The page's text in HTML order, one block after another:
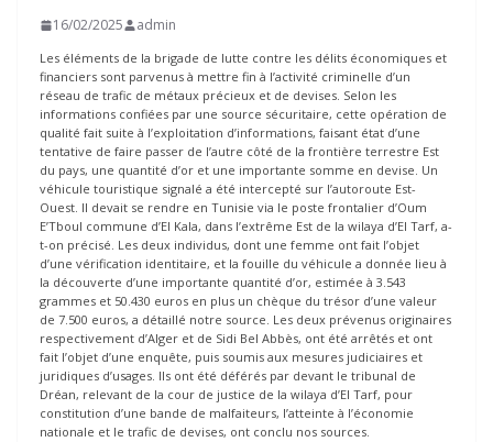
16/02/2025 admin
Les éléments de la brigade de lutte contre les délits économiques et
financiers sont parvenus à mettre fin à l’activité criminelle d’un
réseau de trafic de métaux précieux et de devises. Selon les
informations confiées par une source sécuritaire, cette opération de
qualité fait suite à l’exploitation d’informations, faisant état d’une
tentative de faire passer de l’autre côté de la frontière terrestre Est
du pays, une quantité d’or et une importante somme en devise. Un
véhicule touristique signalé a été intercepté sur l’autoroute Est-
Ouest. Il devait se rendre en Tunisie via le poste frontalier d’Oum
E’Tboul commune d’El Kala, dans l’extrême Est de la wilaya d’El Tarf, a-
t-on précisé. Les deux individus, dont une femme ont fait l’objet
d’une vérification identitaire, et la fouille du véhicule a donnée lieu à
la découverte d’une importante quantité d’or, estimée à 3.543
grammes et 50.430 euros en plus un chèque du trésor d’une valeur
de 7.500 euros, a détaillé notre source. Les deux prévenus originaires
respectivement d’Alger et de Sidi Bel Abbès, ont été arrêtés et ont
fait l’objet d’une enquête, puis soumis aux mesures judiciaires et
juridiques d’usages. Ils ont été déférés par devant le tribunal de
Dréan, relevant de la cour de justice de la wilaya d’El Tarf, pour
constitution d’une bande de malfaiteurs, l’atteinte à l’économie
nationale et le trafic de devises, ont conclu nos sources.